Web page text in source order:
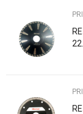
Anti-spam zaštita -
POŠALJI